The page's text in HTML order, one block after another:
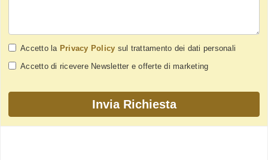
Accetto la Privacy Policy sul trattamento dei dati personali
Accetto di ricevere Newsletter e offerte di marketing